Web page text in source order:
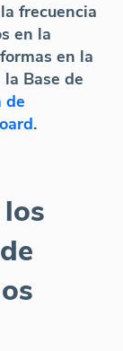
frecuencia
en la
en la
Base de
de
.